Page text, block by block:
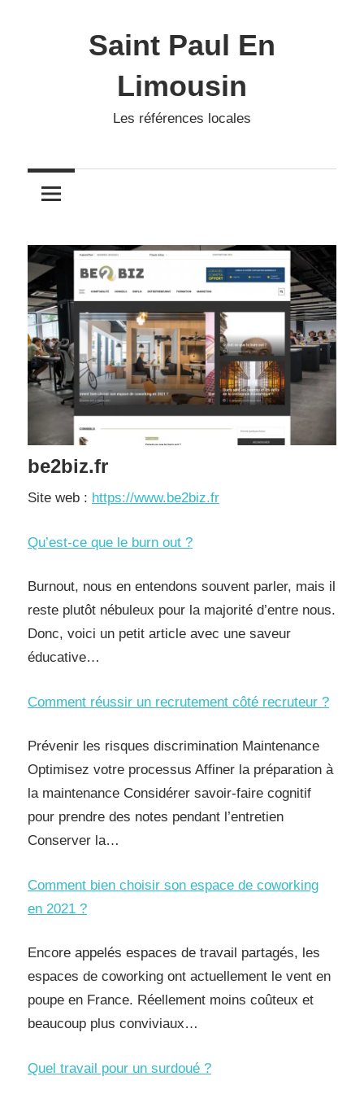
Saint Paul En
Limousin
Les références locales
be2biz.fr
Site web : https://www.be2biz.fr
Qu’est-ce que le burn out ?
Burnout, nous en entendons souvent parler, mais il
reste plutôt nébuleux pour la majorité d’entre nous.
Donc, voici un petit article avec une saveur
éducative…
Comment réussir un recrutement côté recruteur ?
Prévenir les risques discrimination Maintenance
Optimisez votre processus Affiner la préparation à
la maintenance Considérer savoir-faire cognitif
pour prendre des notes pendant l’entretien
Conserver la…
Comment bien choisir son espace de coworking
en 2021 ?
Encore appelés espaces de travail partagés, les
espaces de coworking ont actuellement le vent en
poupe en France. Réellement moins coûteux et
beaucoup plus conviviaux…
Quel travail pour un surdoué ?